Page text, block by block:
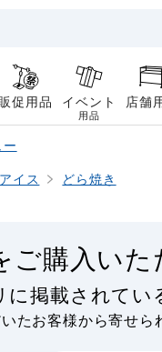
促用品 イベント
用品
店舗
イス どら焼き
ご購入い
掲載されて
たお客様から寄せら